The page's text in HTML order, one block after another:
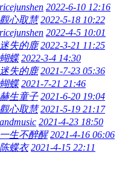
ricejunshen 2022-6-10 12:16
觀心取慧 2022-5-18 10:22
ricejunshen 2022-4-5 10:01
迷失的鹿 2022-3-21 11:25
蝴蝶 2022-3-4 14:30
迷失的鹿 2021-7-23 05:36
蝴蝶 2021-7-21 21:46
赫生童子 2021-6-20 19:04
觀心取慧 2021-5-19 21:17
andmusic 2021-4-23 18:50
一生不醉醒 2021-4-16 06:06
陈蝶衣 2021-4-15 22:11